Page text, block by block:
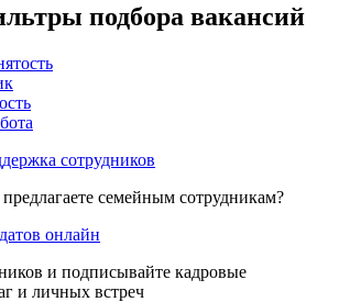
подбора вакансий
сотрудников
семейным сотрудникам?
онлайн
и подписывайте кадровые
и личных встреч